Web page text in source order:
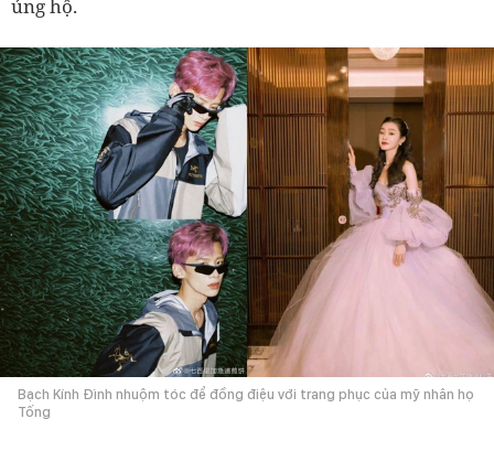
ủng hộ.
Bạch Kính Đình nhuộm tóc để đồng điệu với trang phục của mỹ nhân họ
Tống